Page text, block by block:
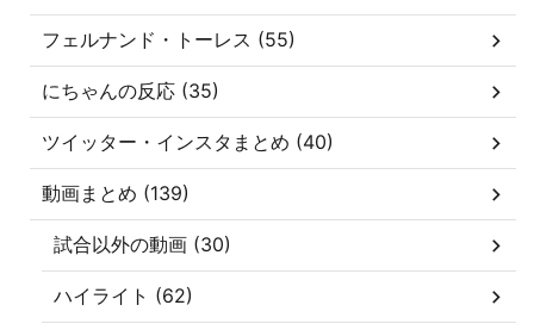
フェルナンド・トーレス (55)
にちゃんの反応 (35)
ツイッター・インスタまとめ (40)
動画まとめ (139)
試合以外の動画 (30)
ハイライト (62)